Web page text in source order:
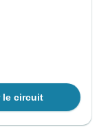
le circuit